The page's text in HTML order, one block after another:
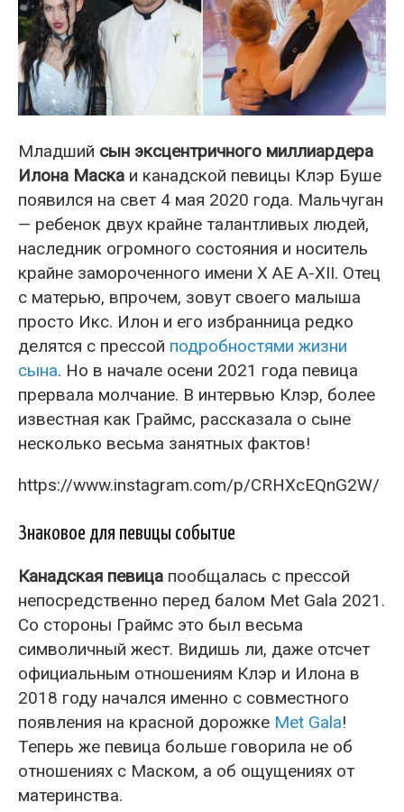
Младший сын эксцентричного миллиардера
Илона Маска и канадской певицы Клэр Буше
появился на свет 4 мая 2020 года. Мальчуган
— ребенок двух крайне талантливых людей,
наследник огромного состояния и носитель
крайне замороченного имени X AE A-XII. Отец
с матерью, впрочем, зовут своего малыша
просто Икс. Илон и его избранница редко
делятся с прессой подробностями жизни
сына. Но в начале осени 2021 года певица
прервала молчание. В интервью Клэр, более
известная как Граймс, рассказала о сыне
несколько весьма занятных фактов!
https://www.instagram.com/p/CRHXcEQnG2W/
Знаковое для певицы событие
Канадская певица пообщалась с прессой
непосредственно перед балом Met Gala 2021.
Со стороны Граймс это был весьма
символичный жест. Видишь ли, даже отсчет
официальным отношениям Клэр и Илона в
2018 году начался именно с совместного
появления на красной дорожке Met Gala!
Теперь же певица больше говорила не об
отношениях с Маском, а об ощущениях от
материнства.